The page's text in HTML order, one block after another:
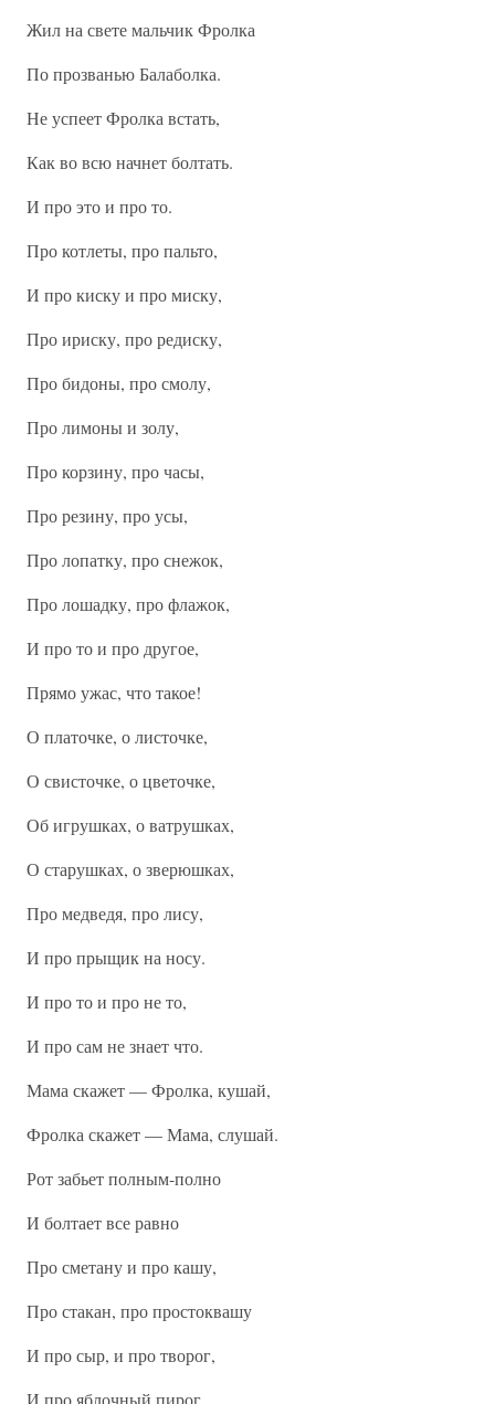
Жил на свете мальчик Фролка
По прозванью Балаболка.
Не успеет Фролка встать,
Как во всю начнет болтать.
И про это и про то.
Про котлеты, про пальто,
И про киску и про миску,
Про ириску, про редиску,
Про бидоны, про смолу,
Про лимоны и золу,
Про корзину, про часы,
Про резину, про усы,
Про лопатку, про снежок,
Про лошадку, про флажок,
И про то и про другое,
Прямо ужас, что такое!
О платочке, о листочке,
О свисточке, о цветочке,
Об игрушках, о ватрушках,
О старушках, о зверюшках,
Про медведя, про лису,
И про прыщик на носу.
И про то и про не то,
И про сам не знает что.
Мама скажет — Фролка, кушай,
Фролка скажет — Мама, слушай.
Рот забьет полным-полно
И болтает все равно
Про сметану и про кашу,
Про стакан, про простоквашу
И про сыр, и про творог,
И про яблочный пирог.